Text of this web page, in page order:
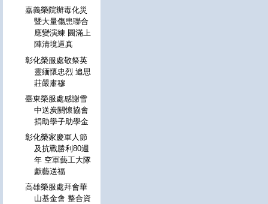
嘉義榮院辦毒化災
暨大量傷患聯合
應變演練 圓滿上
陣清境逼真
彰化榮服處敬祭英
靈緬懷忠烈 追思
莊嚴肅穆
臺東榮服處感謝雪
中送炭關懷協會
捐助學子助學金
彰化榮家慶軍人節
及抗戰勝利80週
年 空軍藝工大隊
獻藝送福
高雄榮服處拜會華
山基金會 整合資